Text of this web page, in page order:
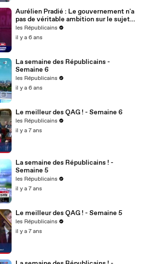
Aurélien Pradié : Le gouvernement n'a
pas de véritable ambition sur le sujet
du handicap.
les Républicains
il y a 6 ans
La semaine des Républicains -
Semaine 6
les Républicains
il y a 6 ans
Le meilleur des QAG ! - Semaine 6
les Républicains
il y a 7 ans
La semaine des Républicains ! -
Semaine 5
les Républicains
il y a 7 ans
Le meilleur des QAG ! - Semaine 5
les Républicains
il y a 7 ans